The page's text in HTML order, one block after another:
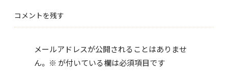
b
o
o
k
er
コメントを残す
メールアドレスが公開されることはありませ
ん。 ※ が付いている欄は必須項目です